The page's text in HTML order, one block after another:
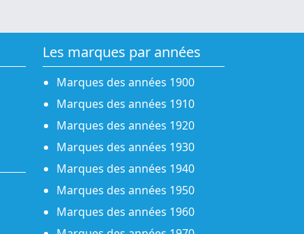
Les marques par années
Marques des années 1900
Marques des années 1910
Marques des années 1920
Marques des années 1930
Marques des années 1940
Marques des années 1950
Marques des années 1960